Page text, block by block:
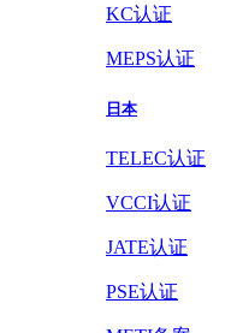
KC认证
MEPS认证
日本
TELEC认证
VCCI认证
JATE认证
PSE认证